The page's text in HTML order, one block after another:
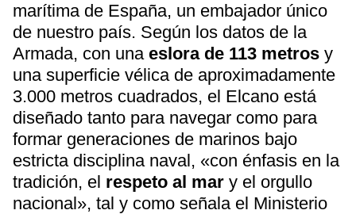
marítima de España, un embajador único
de nuestro país. Según los datos de la
Armada, con una eslora de 113 metros y
una superficie vélica de aproximadamente
3.000 metros cuadrados, el Elcano está
diseñado tanto para navegar como para
formar generaciones de marinos bajo
estricta disciplina naval, «con énfasis en la
tradición, el respeto al mar y el orgullo
nacional», tal y como señala el Ministerio